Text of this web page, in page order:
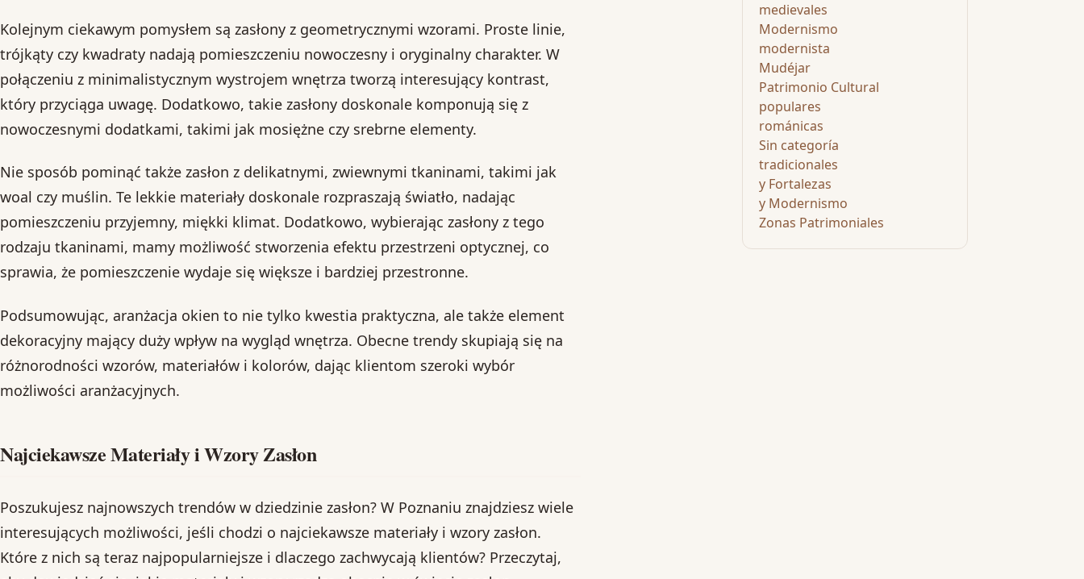
Kolejnym ciekawym pomysłem są zasłony z geometrycznymi wzorami. Proste linie,
trójkąty czy kwadraty nadają pomieszczeniu nowoczesny i oryginalny charakter. W
połączeniu z minimalistycznym wystrojem wnętrza tworzą interesujący kontrast,
który przyciąga uwagę. Dodatkowo, takie zasłony doskonale komponują się z
nowoczesnymi dodatkami, takimi jak mosiężne czy srebrne elementy.
Nie sposób pominąć także zasłon z delikatnymi, zwiewnymi tkaninami, takimi jak
woal czy muślin. Te lekkie materiały doskonale rozpraszają światło, nadając
pomieszczeniu przyjemny, miękki klimat. Dodatkowo, wybierając zasłony z tego
rodzaju tkaninami, mamy możliwość stworzenia efektu przestrzeni optycznej, co
sprawia, że pomieszczenie wydaje się większe i bardziej przestronne.
Podsumowując, aranżacja okien to nie tylko kwestia praktyczna, ale także element
dekoracyjny mający duży wpływ na wygląd wnętrza. Obecne trendy skupiają się na
różnorodności wzorów, materiałów i kolorów, dając klientom szeroki wybór
możliwości aranżacyjnych.
Najciekawsze Materiały i Wzory Zasłon
Poszukujesz najnowszych trendów w dziedzinie zasłon? W Poznaniu znajdziesz wiele
interesujących możliwości, jeśli chodzi o najciekawsze materiały i wzory zasłon.
Które z nich są teraz najpopularniejsze i dlaczego zachwycają klientów? Przeczytaj,
medievales
Modernismo
modernista
Mudéjar
Patrimonio Cultural
populares
románicas
Sin categoría
tradicionales
y Fortalezas
y Modernismo
Zonas Patrimoniales